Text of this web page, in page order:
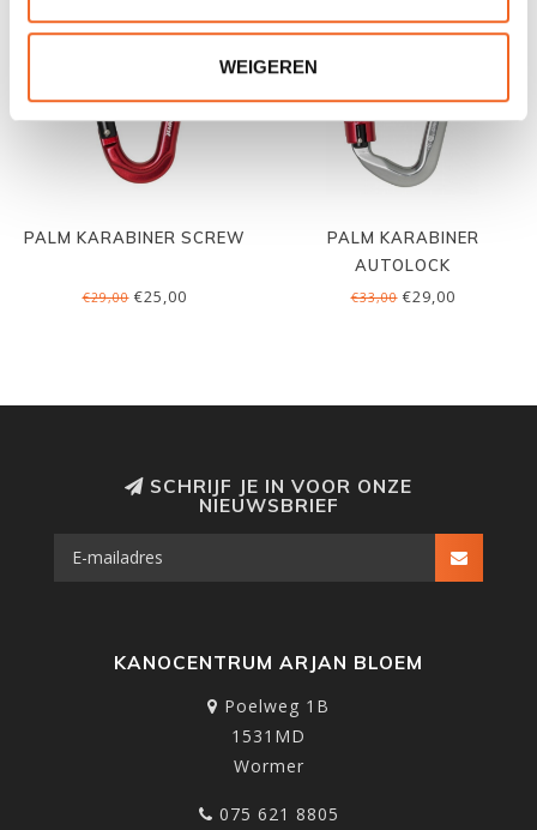
WEIGEREN
PALM KARABINER SCREW
€29,00€25,00
PALM KARABINER
AUTOLOCK
€33,00€29,00
SCHRIJF JE IN VOOR ONZE
NIEUWSBRIEF
KANOCENTRUM ARJAN BLOEM
Poelweg 1B
1531MD
Wormer
075 621 8805